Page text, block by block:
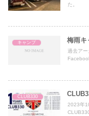
た。
キャンプ 梅雨キ
過去ア
CLUB330
2023年